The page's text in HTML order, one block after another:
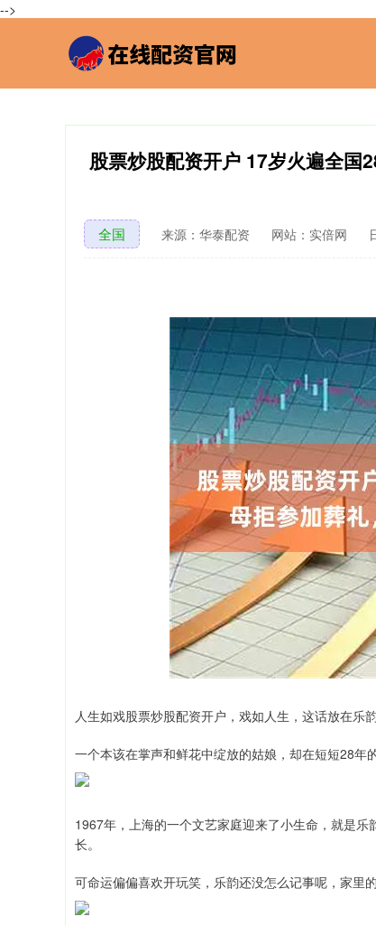
-->
股票炒股配资开户 17岁火遍全国
全国 来源：华泰配资 网站：实倍网
人生如戏股票炒股配资开户，戏如人生，这话放在乐
一个本该在掌声和鲜花中绽放的姑娘，却在短短28年
1967年，上海的一个文艺家庭迎来了小生命，就是
长。
可命运偏偏喜欢开玩笑，乐韵还没怎么记事呢，家里